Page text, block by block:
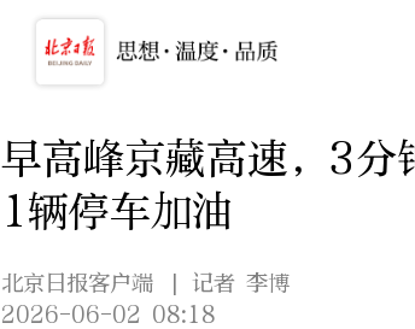
早高峰京藏高速，3
1辆停车加油
北京日报客户端
| 记者 李博
2026-06-02 08:18